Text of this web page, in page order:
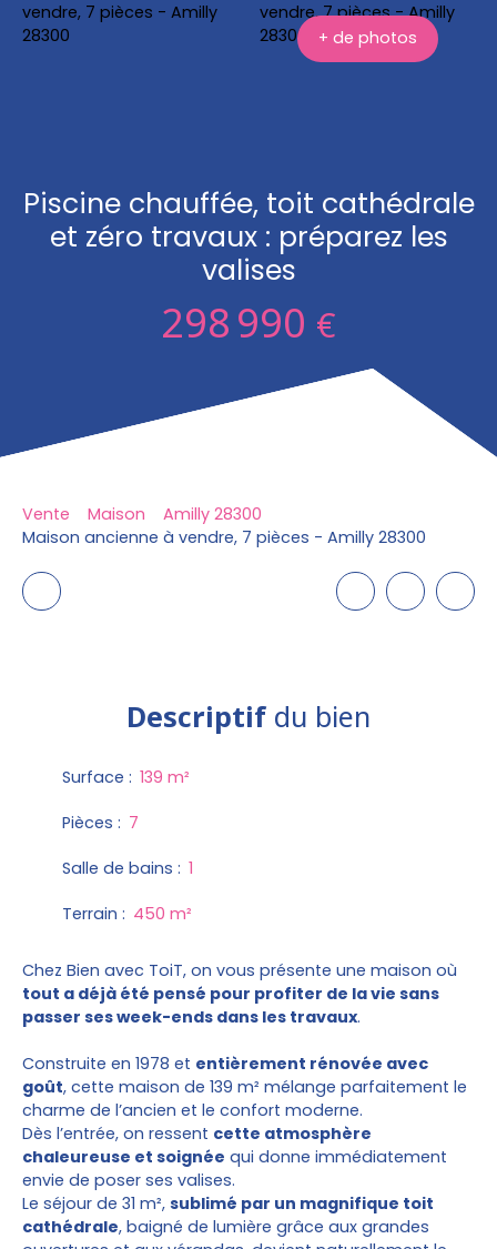
+ de photos
Piscine chauffée, toit cathédrale
et zéro travaux : préparez les
valises
298 990 €
Vente Maison
Amilly 28300
Maison ancienne à vendre, 7 pièces - Amilly 28300
Descriptif du bien
Surface : 139 m²
Pièces : 7
Salle de bains : 1
Terrain : 450 m²
Chez Bien avec ToiT, on vous présente une maison où
tout a déjà été pensé pour profiter de la vie sans
passer ses week-ends dans les travaux.
Construite en 1978 et entièrement rénovée avec
goût, cette maison de 139 m² mélange parfaitement le
charme de l’ancien et le confort moderne.
Dès l’entrée, on ressent cette atmosphère
chaleureuse et soignée qui donne immédiatement
envie de poser ses valises.
Le séjour de 31 m², sublimé par un magnifique toit
cathédrale, baigné de lumière grâce aux grandes